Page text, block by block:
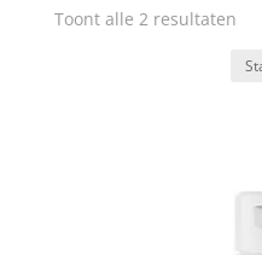
Toont alle 2 resultaten